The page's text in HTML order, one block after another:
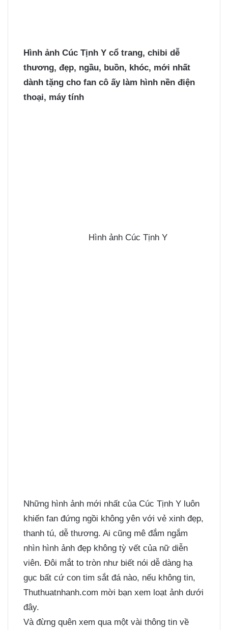
Hình ảnh Cúc Tịnh Y cổ trang, chibi dễ
thương, đẹp, ngầu, buồn, khóc, mới nhất
dành tặng cho fan cô ấy làm hình nền điện
thoại, máy tính
Hình ảnh Cúc Tịnh Y
Những hình ảnh mới nhất của Cúc Tịnh Y luôn
khiến fan đứng ngồi không yên với vẻ xinh đẹp,
thanh tú, dễ thương. Ai cũng mê đắm ngắm
nhìn hình ảnh đẹp không tỳ vết của nữ diễn
viên. Đôi mắt to tròn như biết nói dễ dàng hạ
gục bất cứ con tim sắt đá nào, nếu không tin,
Thuthuatnhanh.com mời bạn xem loạt ảnh dưới
đây.
Và đừng quên xem qua một vài thông tin về